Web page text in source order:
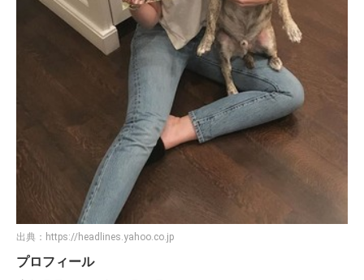
出典： https://headlines.yahoo.co.jp
プロフィール